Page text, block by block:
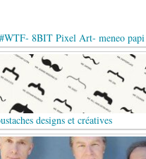
8BIT Pixel Art- meneo papi
designs et créatives